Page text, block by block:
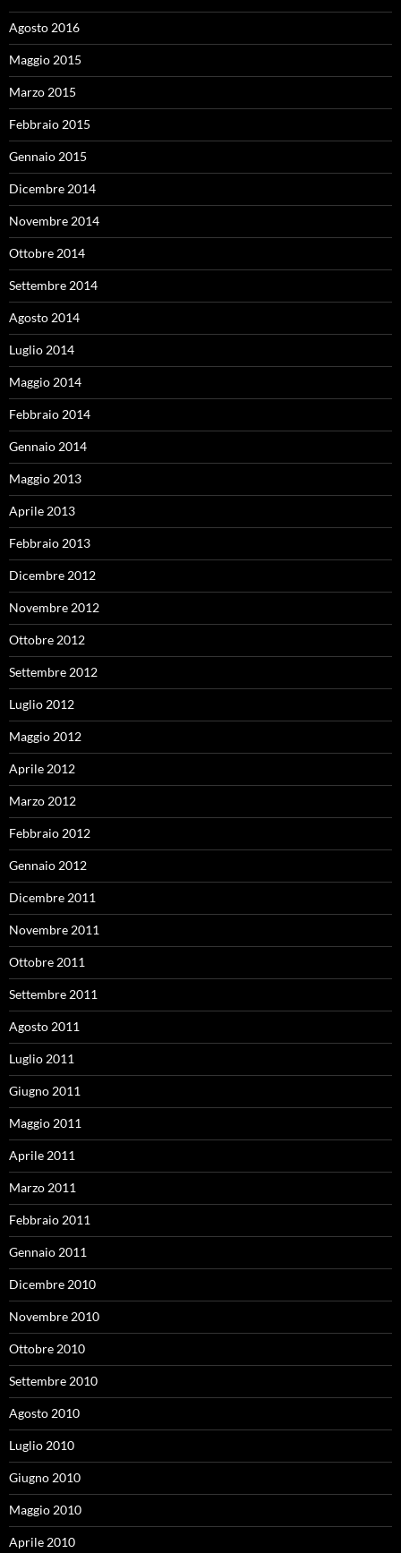
Agosto 2016
Maggio 2015
Marzo 2015
Febbraio 2015
Gennaio 2015
Dicembre 2014
Novembre 2014
Ottobre 2014
Settembre 2014
Agosto 2014
Luglio 2014
Maggio 2014
Febbraio 2014
Gennaio 2014
Maggio 2013
Aprile 2013
Febbraio 2013
Dicembre 2012
Novembre 2012
Ottobre 2012
Settembre 2012
Luglio 2012
Maggio 2012
Aprile 2012
Marzo 2012
Febbraio 2012
Gennaio 2012
Dicembre 2011
Novembre 2011
Ottobre 2011
Settembre 2011
Agosto 2011
Luglio 2011
Giugno 2011
Maggio 2011
Aprile 2011
Marzo 2011
Febbraio 2011
Gennaio 2011
Dicembre 2010
Novembre 2010
Ottobre 2010
Settembre 2010
Agosto 2010
Luglio 2010
Giugno 2010
Maggio 2010
Aprile 2010